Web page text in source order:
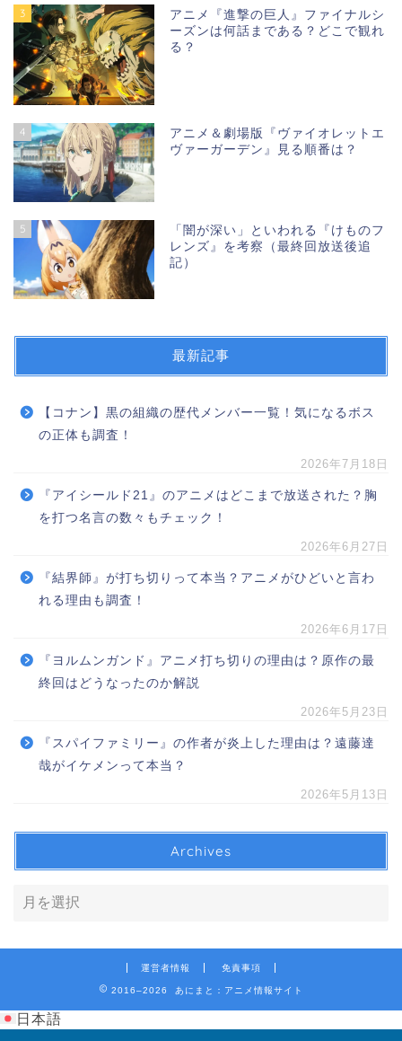
3
アニメ『進撃の巨人』ファイナルシ
ーズンは何話まである？どこで観れ
る？
4
アニメ＆劇場版『ヴァイオレットエ
ヴァーガーデン』見る順番は？
5
「闇が深い」といわれる『けものフ
レンズ』を考察（最終回放送後追
記）
最新記事
【コナン】黒の組織の歴代メンバー一覧！気になるボス
の正体も調査！
2026年7月18日
『アイシールド21』のアニメはどこまで放送された？胸
を打つ名言の数々もチェック！
2026年6月27日
『結界師』が打ち切りって本当？アニメがひどいと言わ
れる理由も調査！
2026年6月17日
『ヨルムンガンド』アニメ打ち切りの理由は？原作の最
終回はどうなったのか解説
2026年5月23日
『スパイファミリー』の作者が炎上した理由は？遠藤達
哉がイケメンって本当？
2026年5月13日
Archives
運営者情報 免責事項
2016–2026 あにまと：アニメ情報サイト
日本語